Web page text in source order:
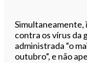
Simultaneamente,
contra os vírus da
administrada “o
outubro”, e não